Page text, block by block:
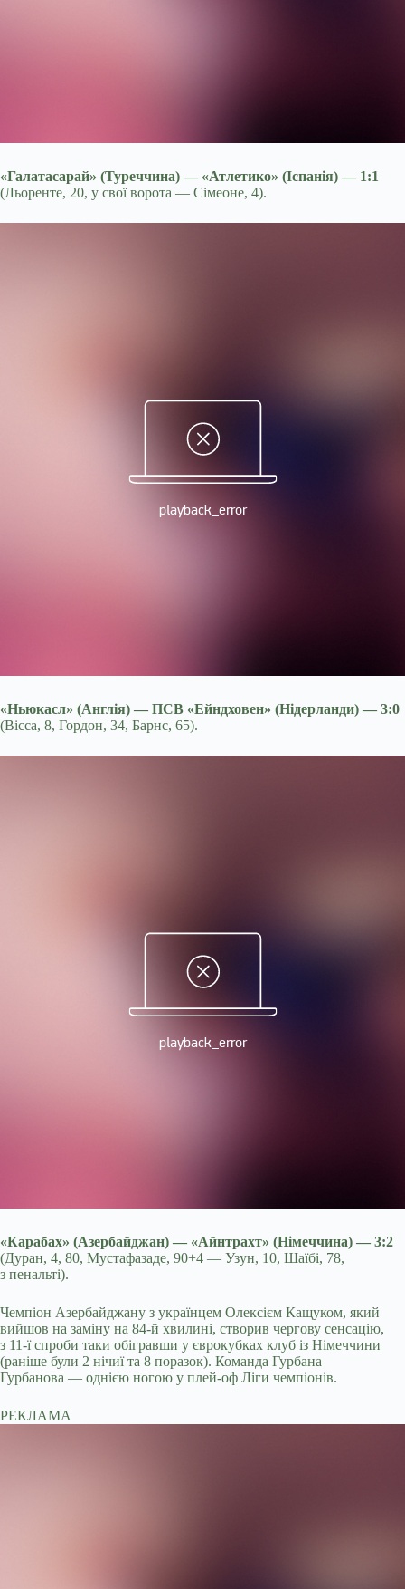
«Галатасарай» (Туреччина) — «Атлетико» (Іспанія) — 1:1
(Льоренте, 20, у свої ворота — Сімеоне, 4).
«Ньюкасл» (Англія) — ПСВ «Ейндховен» (Нідерланди) — 3:0
(Вісса, 8, Гордон, 34, Барнс, 65).
«Карабах» (Азербайджан) — «Айнтрахт» (Німеччина) — 3:2
(Дуран, 4, 80, Мустафазаде, 90+4 — Узун, 10, Шаїбі, 78,
з пенальті).
Чемпіон Азербайджану з українцем Олексієм Кащуком, який
вийшов на заміну на 84-й хвилині, створив чергову сенсацію,
з 11-ї спроби таки обігравши у єврокубках клуб із Німеччини
(раніше були 2 нічиї та 8 поразок). Команда Гурбана
Гурбанова — однією ногою у плей-оф Ліги чемпіонів.
РЕКЛАМА